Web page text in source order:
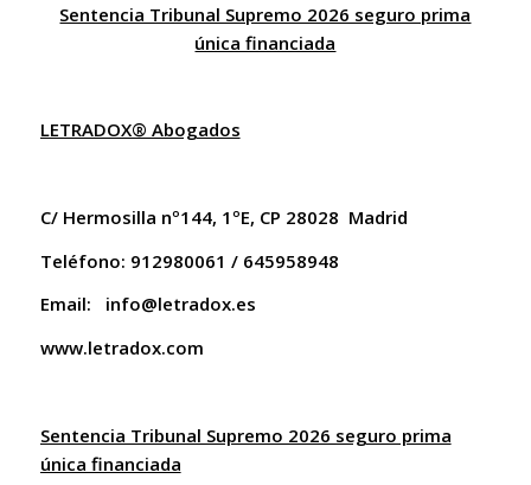
Sentencia Tribunal Supremo 2026 seguro prima
única financiada
LETRADOX® Abogados
C/ Hermosilla nº144, 1ºE, CP 28028 Madrid
Teléfono: 912980061 / 645958948
Email: info@letradox.es
www.letradox.com
Sentencia Tribunal Supremo 2026 seguro prima
única financiada